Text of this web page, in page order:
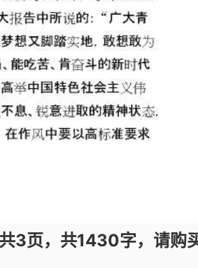
3页，共1430字，请购